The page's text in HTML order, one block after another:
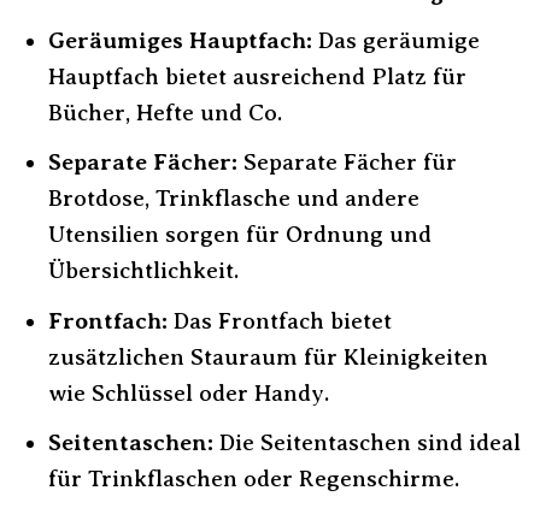
Geräumiges Hauptfach: Das geräumige
Hauptfach bietet ausreichend Platz für
Bücher, Hefte und Co.
Separate Fächer: Separate Fächer für
Brotdose, Trinkflasche und andere
Utensilien sorgen für Ordnung und
Übersichtlichkeit.
Frontfach: Das Frontfach bietet
zusätzlichen Stauraum für Kleinigkeiten
wie Schlüssel oder Handy.
Seitentaschen: Die Seitentaschen sind ideal
für Trinkflaschen oder Regenschirme.